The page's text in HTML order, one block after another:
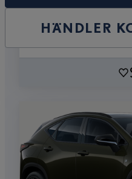
HÄNDLER